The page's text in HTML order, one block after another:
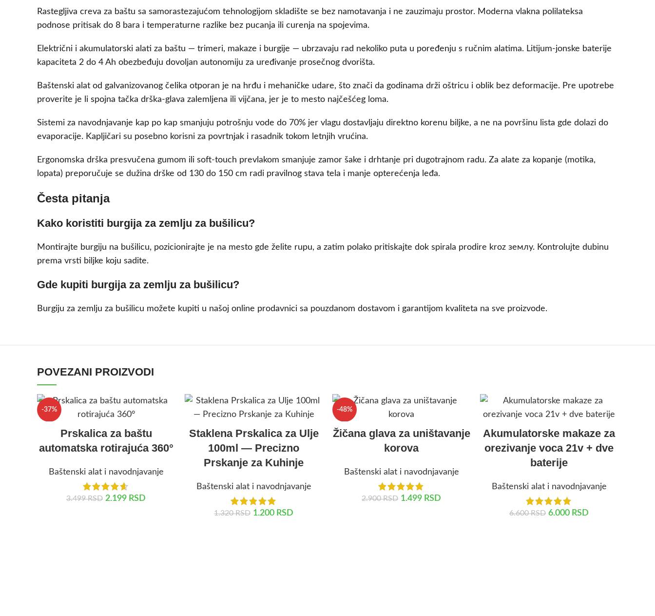
Rastegljiva creva za baštu sa samorastezajućom tehnologijom skladište se bez namotavanja i ne zauzimaju prostor. Moderna vlakna polilateksa
podnose pritisak do 8 bara i temperaturne razlike bez pucanja ili curenja na spojevima.
Električni i akumulatorski alati za baštu — trimeri, makaze i burgije — ubrzavaju rad nekoliko puta u poređenju s ručnim alatima. Litijum-jonske baterije
kapaciteta 2 do 4 Ah obezbeđuju dovoljan autonomiju za uređivanje prosečnog dvorišta.
Baštenski alat od galvanizovanog čelika otporan je na hrđu i mehaničke udare, što znači da godinama drži oštricu i oblik bez deformacije. Pre upotrebe
proverite je li spojna tačka drška-glava zalemljena ili vijčana, jer je to mesto najčešćeg loma.
Sistemi za navodnjavanje kap po kap smanjuju potrošnju vode do 70% jer vlagu dostavljaju direktno korenu biljke, a ne na površinu lista gde dolazi do
evaporacije. Kapljičari su posebno korisni za povrtnjak i rasadnik tokom letnjih vrućina.
Ergonomska drška presvučena gumom ili soft-touch prevlakom smanjuje zamor šake i drhtanje pri dugotrajnom radu. Za alate za kopanje (motika,
lopata) preporučuje se dužina drške od 130 do 150 cm radi pravilnog stava tela i manje opterećenja leđa.
Česta pitanja
Kako koristiti burgija za zemlju za bušilicu?
Montirajte burgiju na bušilicu, pozicionirajte je na mesto gde želite rupu, a zatim polako pritiskajte dok spirala prodire kroz землу. Kontrolujte dubinu
prema vrsti biljke koju sadite.
Gde kupiti burgija za zemlju za bušilicu?
Burgiju za zemlju za bušilicu možete kupiti u našoj online prodavnici sa pouzdanom dostavom i garantijom kvaliteta na sve proizvode.
POVEZANI PROIZVODI
-37%
Prskalica za baštu
automatska rotirajuća 360°
Baštenski alat i navodnjavanje
3.499RSD 2.199 RSD
Staklena Prskalica za Ulje
100ml — Precizno
Prskanje za Kuhinje
Baštenski alat i navodnjavanje
1.320RSD 1.200 RSD
-48%
Žičana glava za uništavanje
korova
Baštenski alat i navodnjavanje
2.900RSD 1.499 RSD
Akumulatorske makaze za
orezivanje voca 21v + dve
baterije
Baštenski alat i navodnjavanje
6.600RSD 6.000 RSD